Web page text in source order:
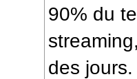
90% du
des